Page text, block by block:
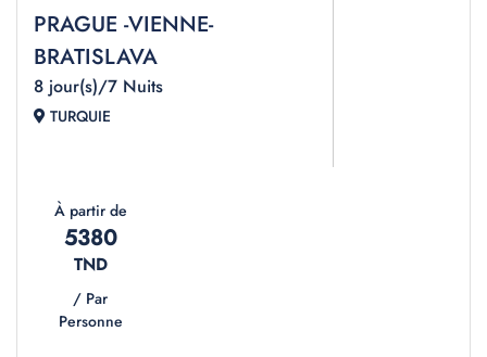
PRAGUE -VIENNE-
BRATISLAVA
8 jour(s)/7 Nuits
TURQUIE
À partir de
5380
TND
/ Par
Personne